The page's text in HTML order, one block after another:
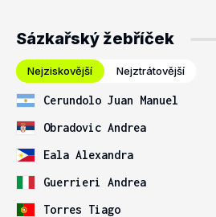
Sázkařský žebříček
Nejziskovější Nejztrátovější
Cerundolo Juan Manuel
Obradovic Andrea
Eala Alexandra
Guerrieri Andrea
Torres Tiago